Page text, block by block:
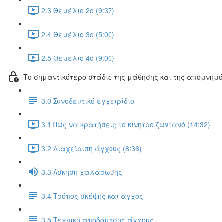
2.3 Θεμέλιο 2ο (9:37)
2.4 Θεμέλιο 3ο (5:00)
2.5 Θεμέλιο 4ο (9:00)
Το σημαντικότερο στάδιο της μάθησης και της
3.0 Συνοδευτικό εγχειρίδιο
3.1 Πώς να κρατήσεις το κίνητρο ζωντανό (14:32)
3.2 Διαχείριση άγχους (8:36)
3.3 Άσκηση χαλάρωσης
3.4 Τρόπος σκέψης και άγχος
3.5 Τεχνική αποδόμησης άγχους